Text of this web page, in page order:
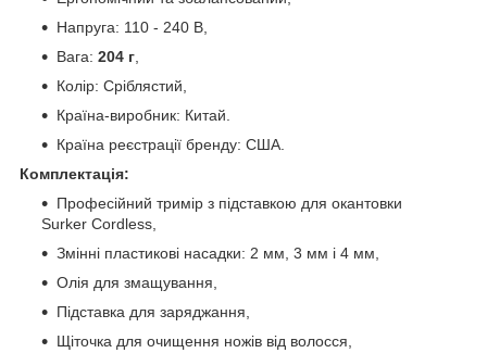
Напруга: 110 - 240 В,
Вага: 204 г
Колір: Сріблястий,
Країна-виробник: Китай.
Країна реєстрації бренду: США.
Комплектація:
Професійний тримір з підставкою для окантовки
Surker Сordless,
Змінні пластикові насадки: 2 мм, 3 мм і 4 мм,
Олія для змащування,
Підставка для заряджання,
Щіточка для очищення ножів від волосся,